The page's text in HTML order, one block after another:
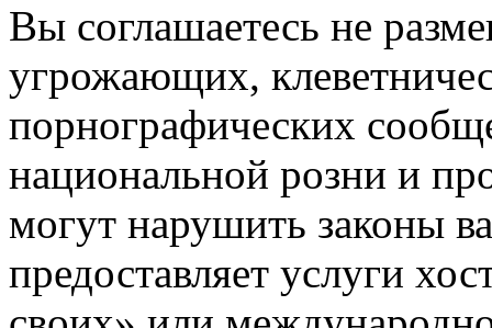
Вы соглашаетесь не
угрожающих,
порнографических
национальной розни и
могут нарушить законы
предоставляет услуги